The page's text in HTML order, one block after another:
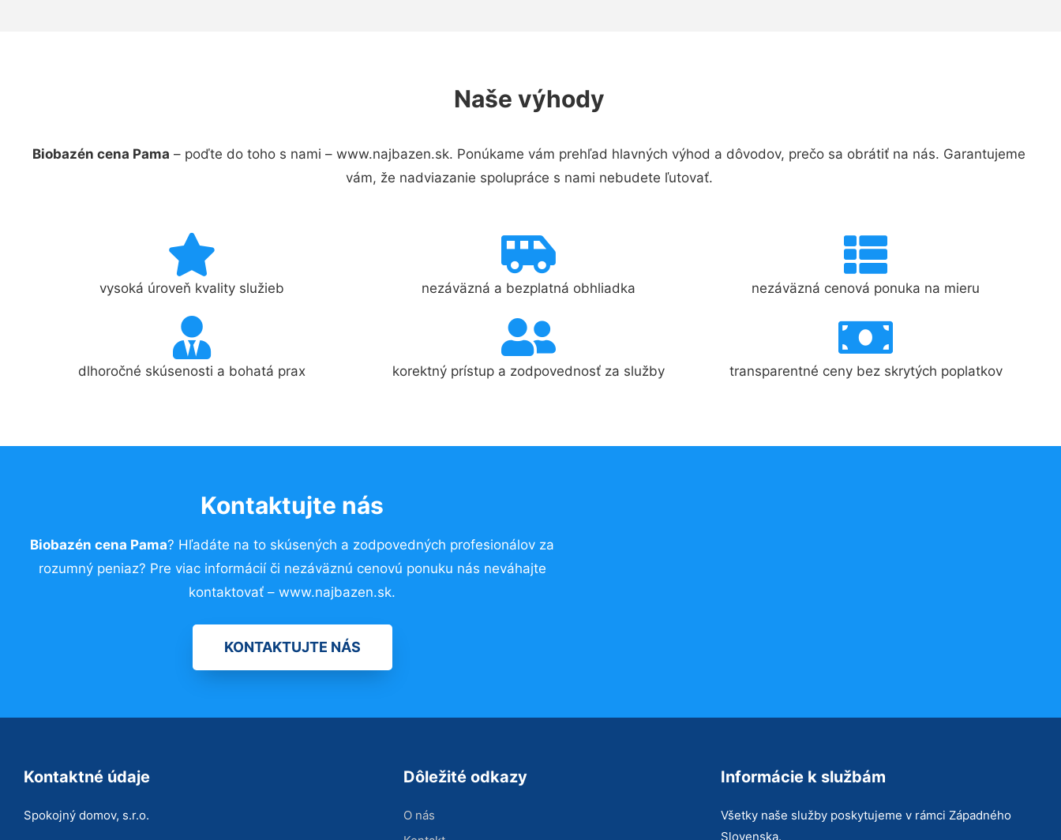
Naše výhody
Biobazén cena Pama – poďte do toho s nami – www.najbazen.sk. Ponúkame vám prehľad hlavných výhod a dôvodov, prečo sa obrátiť na nás. Garantujeme
vám, že nadviazanie spolupráce s nami nebudete ľutovať.
vysoká úroveň kvality služieb nezáväzná a bezplatná obhliadka nezáväzná cenová ponuka na mieru
dlhoročné skúsenosti a bohatá prax korektný prístup a zodpovednosť za služby transparentné ceny bez skrytých poplatkov
Kontaktujte nás
Biobazén cena Pama? Hľadáte na to skúsených a zodpovedných profesionálov za
rozumný peniaz? Pre viac informácií či nezáväznú cenovú ponuku nás neváhajte
kontaktovať – www.najbazen.sk.
KONTAKTUJTE NÁS
Kontaktné údaje
Spokojný domov, s.r.o.
Dôležité odkazy
O nás
Informácie k službám
Všetky naše služby poskytujeme v rámci Západného
Slovenska.